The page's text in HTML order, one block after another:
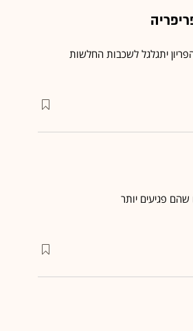
יתגלגל לשכבות החלשות
פגיעים יותר